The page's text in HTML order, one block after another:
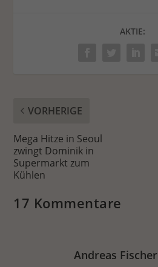
AKTIE:
VORHERIGE
Mega Hitze in Seoul
zwingt Dominik in
Supermarkt zum
Kühlen
17 Kommentare
Andreas Fischer